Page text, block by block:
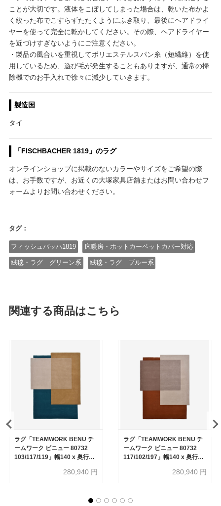
ことが大切です。液体をこぼしてしまった場合は、乾いた布かよ
く絞った布でこすらずたたくようにふき取り、最後にヘアドライ
ヤーを使って完全に乾かしてください。その際、ヘアドライヤー
を近づけすぎないようにご注意ください。
・製品の風合いを重視してポリエステルスパン糸（短繊維）を使
用しているため、遊び毛が発生することもありますが、通常の掃
除機でのお手入れで徐々に減少していきます。
製造国
タイ
「FISCHBACHER 1819」のラグ
オンラインショップに掲載のないカラーやサイズをご希望の際
は、お手数ですが、お近くの大塚家具店舗またはお問い合わせフ
ォームよりお問い合わせください。
タグ：
フィッシュバッハ1819 床暖房・ホットカーペットカバー対応
絨毯・ラグ グリーン系 絨毯・ラグ ブルー系
関連する商品はこちら
ラグ「TEAMWORK BENU チ
ームワーク ビニュー 80732
103/117/119」幅140 x 奥行
FISCHBACHER 1819（フィッ
280,940 円
ラグ「TEAMWORK BENU チ
ームワーク ビニュー 80732
117/102/197」幅140 x 奥行
FISCHBACHER 1819（フィッ
280,940 円